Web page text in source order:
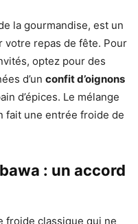
la gourmandise, est un
votre repas de fête. Pour
optez pour des
d’un confit d’oignons
d’épices. Le mélange
fait une entrée froide de
: un accord
froide classique qui ne